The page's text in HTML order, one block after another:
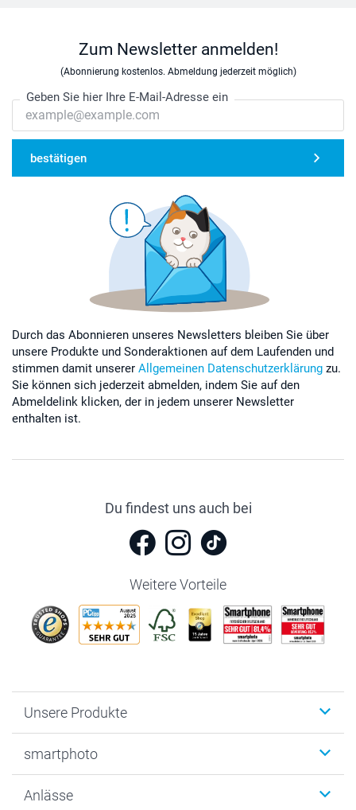
Zum Newsletter anmelden!
(Abonnierung kostenlos. Abmeldung jederzeit möglich)
Geben Sie hier Ihre E-Mail-Adresse ein
bestätigen
Durch das Abonnieren unseres Newsletters bleiben Sie über
unsere Produkte und Sonderaktionen auf dem Laufenden und
stimmen damit unserer Allgemeinen Datenschutzerklärung zu.
Sie können sich jederzeit abmelden, indem Sie auf den
Abmeldelink klicken, der in jedem unserer Newsletter
enthalten ist.
Du findest uns auch bei
Weitere Vorteile
Unsere Produkte
Fotogeschenke
MyNameBook
smartphoto
Warum smartphoto
Anlässe